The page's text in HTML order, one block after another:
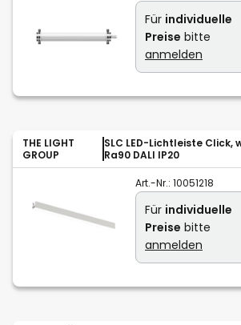
Für individuelle
Preise bitte
anmelden
THE LIGHT
GROUP
SLC LED-Lichtleiste Click,
Ra90 DALI IP20
Art.-Nr.: 10051218
Für individuelle
Preise bitte
anmelden